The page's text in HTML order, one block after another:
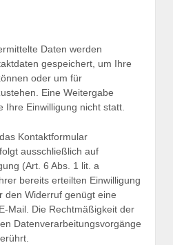
Daten werden
gespeichert, um Ihre
oder um für
Eine Weitergabe
Ihre Einwilligung nicht statt.
Kontaktformular
ausschließlich auf
(Art. 6 Abs. 1 lit. a
bereits erteilten Einwilligung
den Widerruf genügt eine
Mail. Die Rechtmäßigkeit der
Datenverarbeitungsvorgänge